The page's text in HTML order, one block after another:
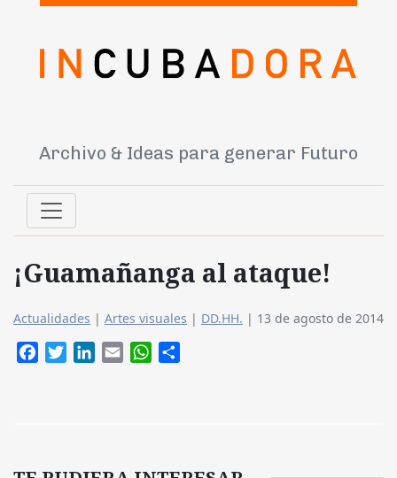
Archivo & Ideas para generar Futuro
¡Guamañanga al ataque!
Actualidades | Artes visuales | DD.HH. | 13 de agosto de 2014
FacebookTwitterLinkedIn
Email WhatsApp